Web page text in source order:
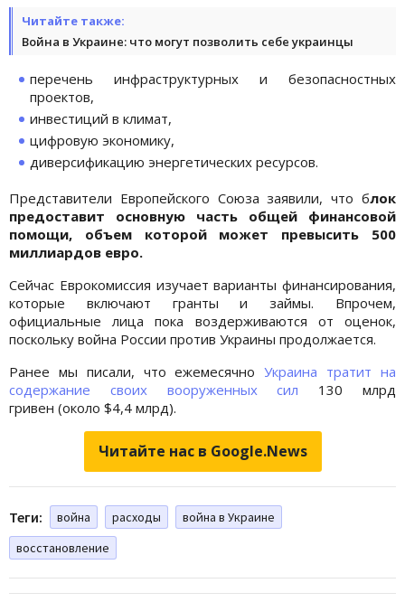
Читайте также:
Война в Украине: что могут позволить себе украинцы
перечень инфраструктурных и безопасностных
проектов,
инвестиций в климат,
цифровую экономику,
диверсификацию энергетических ресурсов.
Представители Европейского Союза заявили, что блок
предоставит основную часть общей финансовой
помощи, объем которой может превысить 500
миллиардов евро.
Сейчас Еврокомиссия изучает варианты финансирования,
которые включают гранты и займы. Впрочем,
официальные лица пока воздерживаются от оценок,
поскольку война России против Украины продолжается.
Ранее мы писали, что ежемесячноУкраина тратит на
содержание своих вооруженных сил 130 млрд
гривен (около $4,4 млрд).
Читайте нас в Google.News
Теги: война расходы
война в Украине
восстановление